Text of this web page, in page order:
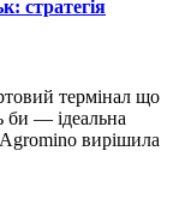
стратегія
термінал що
би — ідеальна
вирішила